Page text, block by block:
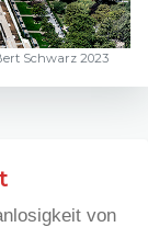
Schwarz 2023
von